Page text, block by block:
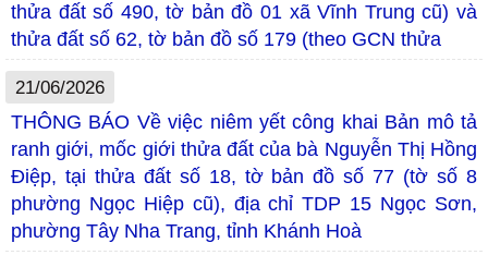
thửa đất số 490, tờ bản đồ 01 xã Vĩnh Trung cũ) và
thửa đất số 62, tờ bản đồ số 179 (theo GCN thửa
21/06/2026
THÔNG BÁO Về việc niêm yết công khai Bản mô tả
ranh giới, mốc giới thửa đất của bà Nguyễn Thị Hồng
Điệp, tại thửa đất số 18, tờ bản đồ số 77 (tờ số 8
phường Ngọc Hiệp cũ), địa chỉ TDP 15 Ngọc Sơn,
phường Tây Nha Trang, tỉnh Khánh Hoà